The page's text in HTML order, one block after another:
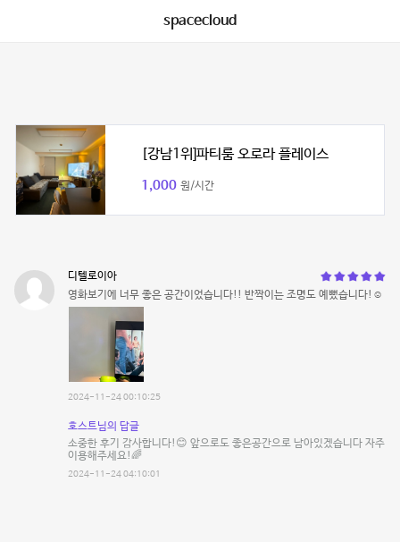
spacecloud
[강남1위]파티룸 오로라 플레이스
1,000 원/시간
디텔로이아
영화보기에 너무 좋은 공간이었습니다!! 반짝이는 조명도 예뻤습니다!☺️
2024-11-24 00:10:25
호스트님의 답글
소중한 후기 감사합니다!😊 앞으로도 좋은공간으로 남아있겠습니다 자주
이용해주세요!🌈
2024-11-24 04:10:01